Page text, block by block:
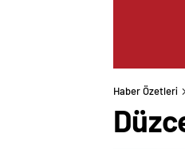
Haber Özetleri